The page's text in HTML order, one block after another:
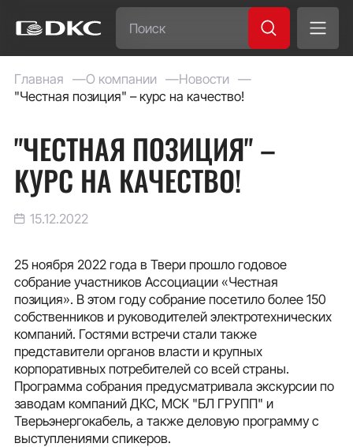
Главная О компании
Новости
"Честная позиция" – курс на качество!
"ЧЕСТНАЯ ПОЗИЦИЯ" –
КУРС НА КАЧЕСТВО!
15.12.2022
25 ноября 2022 года в Твери прошло годовое
собрание участников Ассоциации «Честная
позиция». В этом году собрание посетило более 150
собственников и руководителей электротехнических
компаний. Гостями встречи стали также
представители органов власти и крупных
корпоративных потребителей со всей страны.
Программа собрания предусматривала экскурсии по
заводам компаний ДКС, МСК "БЛ ГРУПП" и
Тверьэнергокабель, а также деловую программу с
выступлениями спикеров.
Часто ищут:
Специсполнение